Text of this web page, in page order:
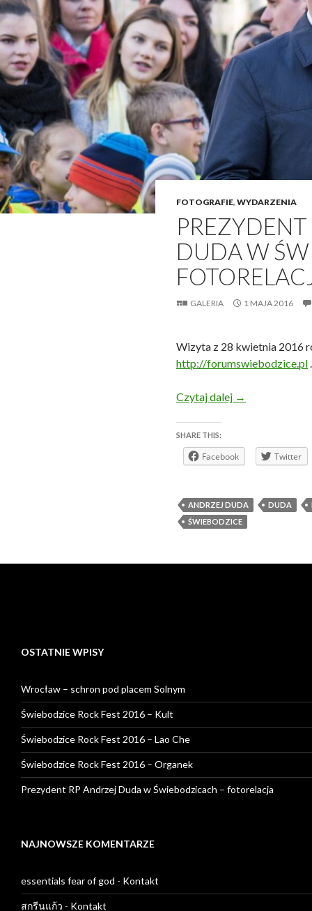
FOTOGRAFIE, WYDARZENIA
DUDA W
GALERIA 1 MAJA 2016
Wizyta z 28 kwietnia 2016
http://forumswiebodzice.pl.
Czytaj dalej Prezydent RP
→
SHARE THIS:
Facebook Twitter
ANDRZEJ DUDA DUDA
ŚWIEBODZICE
OSTATNIE WPISY
Wrocław – schron pod placem Solnym
Świebodzice Rock Fest 2016 – Kult
Świebodzice Rock Fest 2016 – Lao Che
Świebodzice Rock Fest 2016 – Organek
Prezydent RP Andrzej Duda w Świebodzicach – fotorelacja
NAJNOWSZE KOMENTARZE
essentials fear of god - Kontakt
สกรีนแก้ว - Kontakt